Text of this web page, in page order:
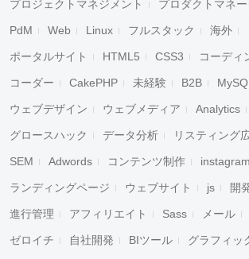
プロジェクトマネジメント プロダクトマネ
PdM Web Linux フルスタック 海外
ポータルサイト HTML5 CSS3 コーディ
コーダー CakePHP 未経験 B2B
ウェブデザイン ウェブメディア Analytics
グロースハック データ分析 リスティング
SEM Adwords コンテンツ制作 instagram
ランディングページ ウェブサイト js 開
進行管理 アフィリエイト Sass メール
ゼロイチ 自社開発 BIツール グラフィッ